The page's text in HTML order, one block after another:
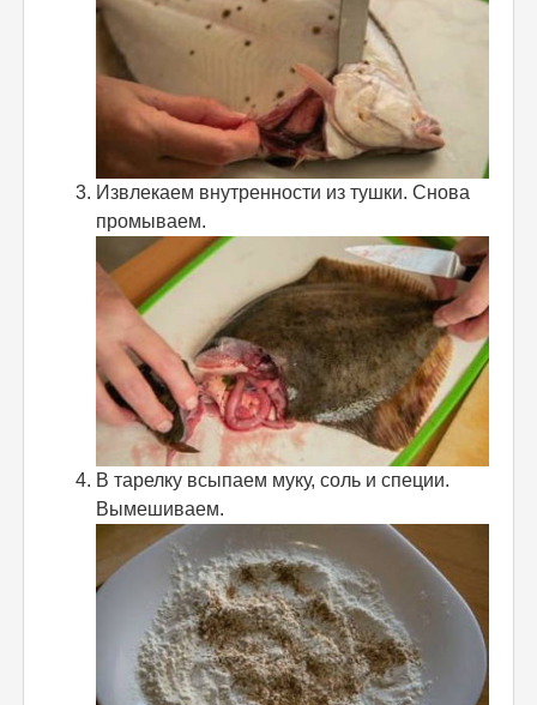
Извлекаем внутренности из тушки. Снова
промываем.
В тарелку всыпаем муку, соль и специи.
Вымешиваем.